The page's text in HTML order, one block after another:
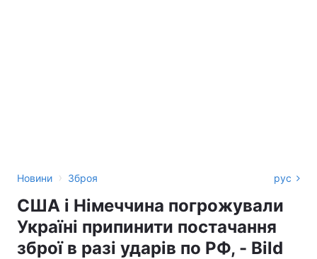
Новини › Зброя рус
США і Німеччина погрожували
Україні припинити постачання
зброї в разі ударів по РФ, - Bild